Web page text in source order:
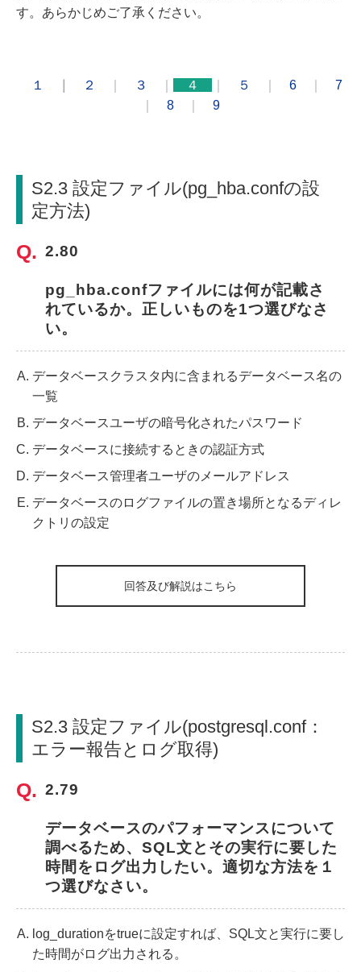
す。あらかじめご了承ください。
１ ２ ３ ４ ５ 6
7
8 9
S2.3 設定ファイル(pg_hba.confの設
定方法)
2.80
pg_hba.confファイルには何が記載さ
れているか。正しいものを1つ選びなさ
い。
データベースクラスタ内に含まれるデータベース名の
一覧
データベースユーザの暗号化されたパスワード
データベースに接続するときの認証方式
データベース管理者ユーザのメールアドレス
データベースのログファイルの置き場所となるディレ
クトリの設定
回答及び解説はこちら
S2.3 設定ファイル(postgresql.conf：
エラー報告とログ取得)
2.79
データベースのパフォーマンスについて
調べるため、SQL文とその実行に要した
時間をログ出力したい。適切な方法を１
つ選びなさい。
log_durationをtrueに設定すれば、SQL文と実行に要し
た時間がログ出力される。